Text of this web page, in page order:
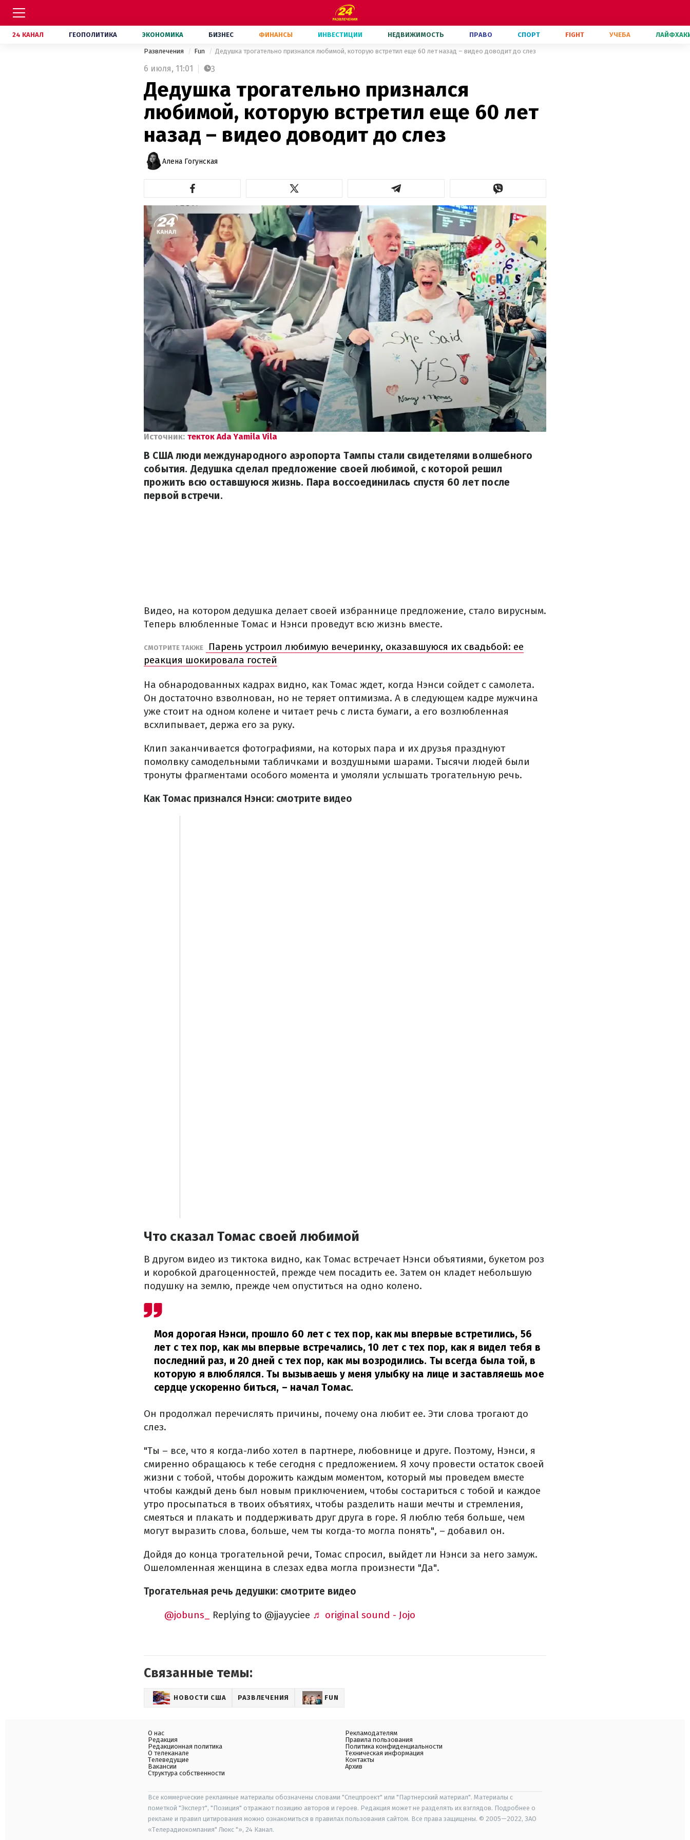
24 КАНАЛ ГЕОПОЛИТИКА ЭКОНОМИКА БИЗНЕС ФИНАНСЫ ИНВЕСТИЦИИ НЕДВИЖИМОСТЬ ПРАВО СПОРТ FIGHT УЧЕБА
Развлечения Fun Дедушка трогательно признался любимой, которую встретил еще 60 лет назад – видео доводит до слез
6 июля, 11:01 3
Дедушка трогательно признался
любимой, которую встретил еще 60 лет
назад – видео доводит до слез
Алена Гогунская
Источник: текток Ada Yamila Vila
В США люди международного аэропорта Тампы стали свидетелями волшебного
события. Дедушка сделал предложение своей любимой, с которой решил
прожить всю оставшуюся жизнь. Пара воссоединилась спустя 60 лет после
первой встречи.
Видео, на котором дедушка делает своей избраннице предложение, стало вирусным.
Теперь влюбленные Томас и Нэнси проведут всю жизнь вместе.
СМОТРИТЕ ТАКЖЕ
Парень устроил любимую вечеринку, оказавшуюся их свадьбой: ее
реакция шокировала гостей
На обнародованных кадрах видно, как Томас ждет, когда Нэнси сойдет с самолета.
Он достаточно взволнован, но не теряет оптимизма. А в следующем кадре мужчина
уже стоит на одном колене и читает речь с листа бумаги, а его возлюбленная
всхлипывает, держа его за руку.
Клип заканчивается фотографиями, на которых пара и их друзья празднуют
помолвку самодельными табличками и воздушными шарами. Тысячи людей были
тронуты фрагментами особого момента и умоляли услышать трогательную речь.
Как Томас признался Нэнси: смотрите видео
Что сказал Томас своей любимой
В другом видео из тиктока видно, как Томас встречает Нэнси объятиями, букетом роз
и коробкой драгоценностей, прежде чем посадить ее. Затем он кладет небольшую
подушку на землю, прежде чем опуститься на одно колено.
Моя дорогая Нэнси, прошло 60 лет с тех пор, как мы впервые встретились, 56
лет с тех пор, как мы впервые встречались, 10 лет с тех пор, как я видел тебя в
последний раз, и 20 дней с тех пор, как мы возродились. Ты всегда была той, в
которую я влюблялся. Ты вызываешь у меня улыбку на лице и заставляешь мое
сердце ускоренно биться, – начал Томас.
Он продолжал перечислять причины, почему она любит ее. Эти слова трогают до
слез.
"Ты – все, что я когда-либо хотел в партнере, любовнице и друге. Поэтому, Нэнси, я
смиренно обращаюсь к тебе сегодня с предложением. Я хочу провести остаток своей
жизни с тобой, чтобы дорожить каждым моментом, который мы проведем вместе
чтобы каждый день был новым приключением, чтобы состариться с тобой и каждое
утро просыпаться в твоих объятиях, чтобы разделить наши мечты и стремления,
смеяться и плакать и поддерживать друг друга в горе. Я люблю тебя больше, чем
могут выразить слова, больше, чем ты когда-то могла понять", – добавил он.
Дойдя до конца трогательной речи, Томас спросил, выйдет ли Нэнси за него замуж.
Ошеломленная женщина в слезах едва могла произнести "Да".
Трогательная речь дедушки: смотрите видео
@jobuns_
Replying to @jjayyciee ♬ original sound - Jojo
Связанные темы:
НОВОСТИ США РАЗВЛЕЧЕНИЯ FUN
О нас
Редакция
Редакционная политика
О телеканале
Телеведущие
Вакансии
Структура собственности
Рекламодателям
Правила пользования
Политика конфиденциальности
Техническая информация
Контакты
Архив
Все коммерческие рекламные материалы обозначены словами "Спецпроект" или "Партнерский материал". Материалы с
пометкой "Эксперт", "Позиция" отражают позицию авторов и героев. Редакция может не разделять их взглядов. Подробнее о
рекламе и правил цитирования можно ознакомиться в правилах пользования сайтом. Все права защищены. © 2005—2022, ЗАО
«Телерадиокомпания" Люкс "», 24 Канал.